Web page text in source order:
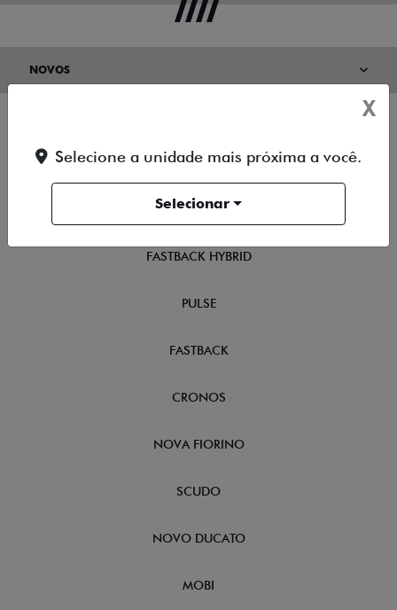
NOVOS
STRADA
TORO
FASTBACK HYBRID
PULSE
FASTBACK
CRONOS
NOVA FIORINO
SCUDO
NOVO DUCATO
MOBI
X
Selecione a unidade mais próxima a você.
Selecionar